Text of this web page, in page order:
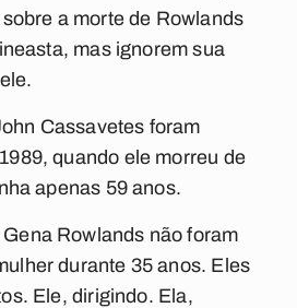
a morte de Rowlands
mas ignorem sua
Cassavetes foram
quando ele morreu de
apenas 59 anos.
Rowlands não foram
durante 35 anos. Eles
Ele, dirigindo. Ela,